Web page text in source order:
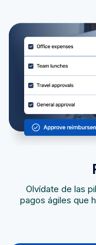
Olvídate de las
pagos ágiles que